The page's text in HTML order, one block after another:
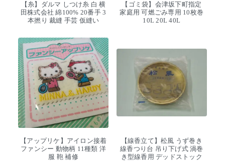
【糸】ダルマ しつけ糸 白 横
田株式会社 綿100% 20番手 3
本撚り 裁縫 手芸 仮縫い
【ゴミ袋】会津坂下町指定
家庭用 可燃ごみ専用 10枚巻
10L 20L 40L
【アップリケ】アイロン接着
ファンシー 動物柄 11種類 洋
服 鞄 補修
【線香立て】松風 うず巻き
線香つり台 吊り下げ式 渦巻
き型線香用 デッドストック